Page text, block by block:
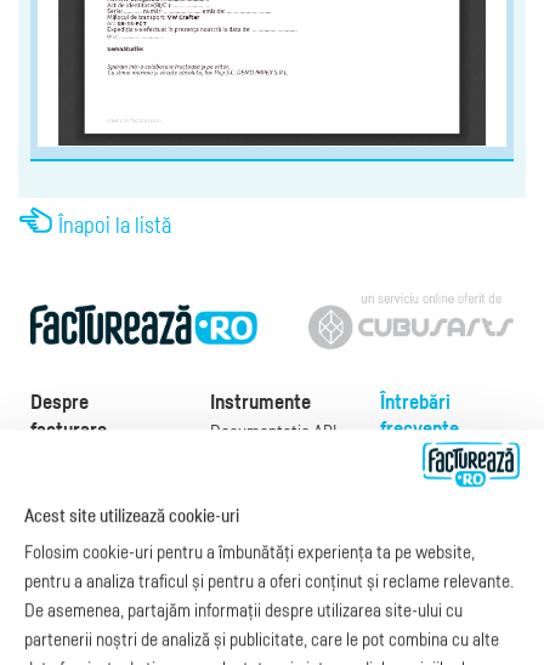
Înapoi la listă
Despre
facturare
Exemple de facturi
Model factură
Manual de
facturare
Legislaţie facturi
Instrumente
Documentație API
e-Factura B2C
API e-Factura
e-Transport
Integrare Stripe
Integrare
Întrebări
frecvente
Despre noi
Acest site utilizează cookie-uri
Folosim cookie-uri pentru a îmbunătăți experiența ta pe website,
pentru a analiza traficul și pentru a oferi conținut și reclame relevante.
De asemenea, partajăm informații despre utilizarea site-ului cu
partenerii noștri de analiză și publicitate, care le pot combina cu alte